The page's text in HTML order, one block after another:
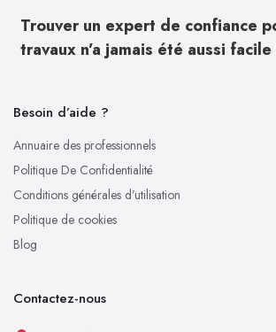
Trouver un expert de confiance
travaux n’a jamais été aussi facile
Besoin d’aide ?
Annuaire des professionnels
Politique De Confidentialité
Conditions générales d’utilisation
Politique de cookies
Blog
Contactez-nous